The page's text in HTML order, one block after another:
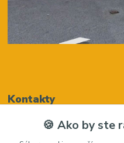
Kontakty
🍪 Ako by ste